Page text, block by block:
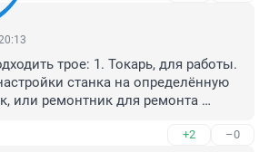
трое: 1. Токарь, для работы.
станка на определённую
или ремонтник для ремонта
с осторожностью встанет за
+2 –0